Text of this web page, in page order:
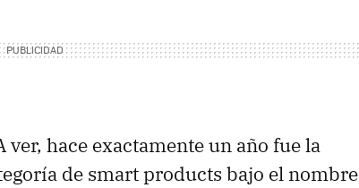
ver, hace exactamente un año fue la
de smart products bajo el nombre